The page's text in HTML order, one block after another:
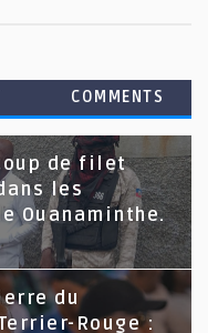
COMMENTS
de filet
les
Ouanaminthe.
du
Rouge :